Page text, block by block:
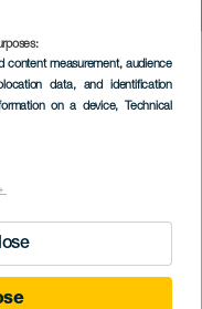
content measurement, audience
data, and identification
on a device, Technical